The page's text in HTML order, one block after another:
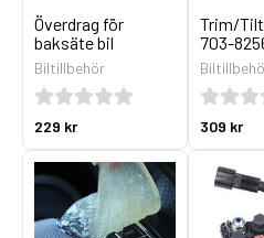
Överdrag för
baksäte bil
Biltillbehör
229 kr
Trim/
703-
309 kr